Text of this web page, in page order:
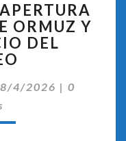
ORMUZ Y
DEL
4/2026 | 0